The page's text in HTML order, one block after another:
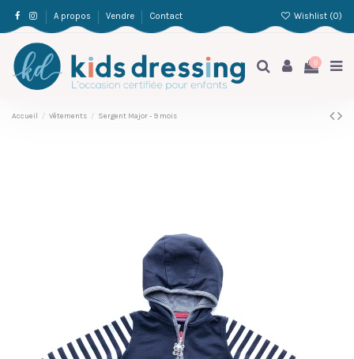
A propos Vendre Contact Wishlist (0)
0
Accueil Vêtements Sergent Major - 9 mois